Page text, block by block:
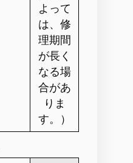
よって
は、修
理期間
が長く
なる場
合があ
りま
す。）